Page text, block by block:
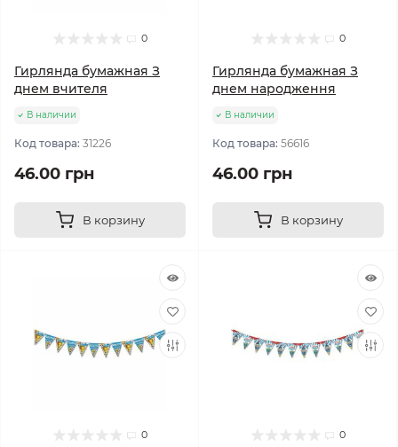
0
Гирлянда бумажная З
днем вчителя
В наличии
Код товара: 31226
46.00 грн
В корзину
0
Гирлянда бумажная З
днем народження
В наличии
Код товара: 56616
46.00 грн
В корзину
0 0